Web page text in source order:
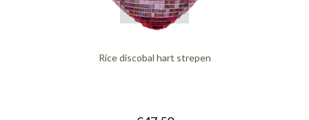
quickshop
Rice discobal hart strepen